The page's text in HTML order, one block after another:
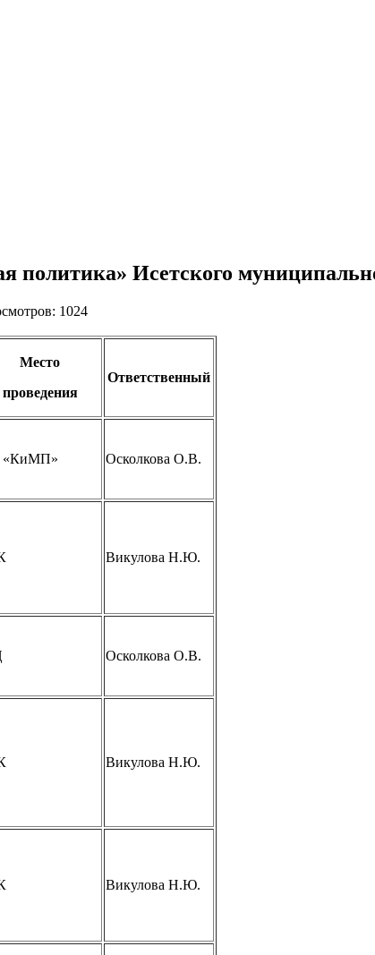
Исетского
1024
Место
проведения
Ответственный
«КиМП» Осколкова О.В.
Викулова Н.Ю.
Осколкова О.В.
Викулова Н.Ю.
Викулова Н.Ю.